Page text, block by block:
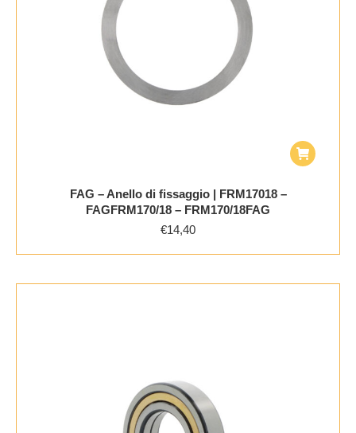
FAG – Anello di fissaggio | FRM17018 –
FAGFRM170/18 – FRM170/18FAG
€14,40